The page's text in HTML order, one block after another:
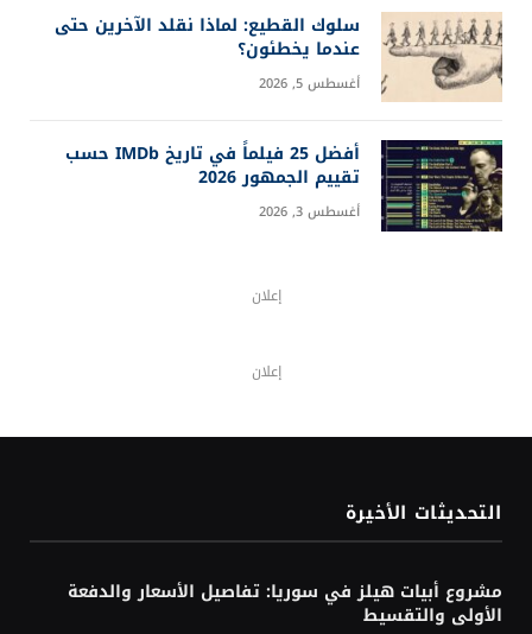
سلوك القطيع: لماذا نقلد الآخرين حتى
عندما يخطئون؟
أغسطس 5, 2026
أفضل 25 فيلماً في تاريخ IMDb حسب
تقييم الجمهور 2026
أغسطس 3, 2026
إعلان
إعلان
التحديثات الأخيرة
مشروع أبيات هيلز في سوريا: تفاصيل الأسعار والدفعة
الأولى والتقسيط